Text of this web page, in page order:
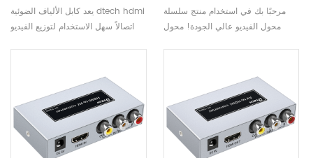
يعد كابل الألياف الضوئية dtech hdmi
اتصالاً سهل الاستخدام لتوزيع الفيديو
الفيديو عالية الدقة.
مرحبًا بك في استخدام منتج سلسلة
محول الفيديو عالي الجودة! محول
إلى إشارة HDMI رقمية